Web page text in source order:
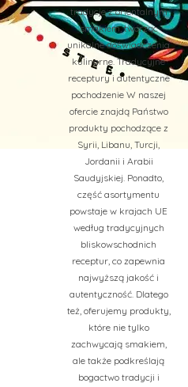
tradycje z orientalnym
smakiem, tworząc
unikalne doświadczenia
kulinarne. Tradycyjne
receptury i autentyczne
pochodzenie W naszej
ofercie znajdą Państwo
produkty pochodzące z
Syrii, Libanu, Turcji,
Jordanii i Arabii
Saudyjskiej. Ponadto,
część asortymentu
powstaje w krajach UE
według tradycyjnych
bliskowschodnich
receptur, co zapewnia
najwyższą jakość i
autentyczność. Dlatego
też, oferujemy produkty,
które nie tylko
zachwycają smakiem,
ale także podkreślają
bogactwo tradycji i